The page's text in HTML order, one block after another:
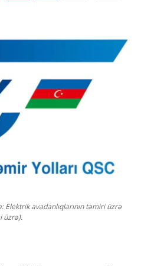
avadanlıqlarının təmiri üzrə
üzrə).